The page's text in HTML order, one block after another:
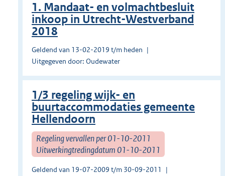
1. Mandaat- en volmachtbesluit
inkoop in Utrecht-Westverband
2018
Geldend van 13-02-2019 t/m heden
Uitgegeven door: Oudewater
1/3 regeling wijk- en
buurtaccommodaties gemeente
Hellendoorn
Regeling vervallen per 01-10-2011
Uitwerkingtredingdatum 01-10-2011
Geldend van 19-07-2009 t/m 30-09-2011